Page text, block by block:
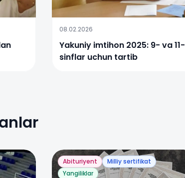
08.02.2026
Yakuniy imtihon 2025: 9- va 11-
sinflar uchun tartib
Abituriyent
Milliy sertifikat
Yangiliklar